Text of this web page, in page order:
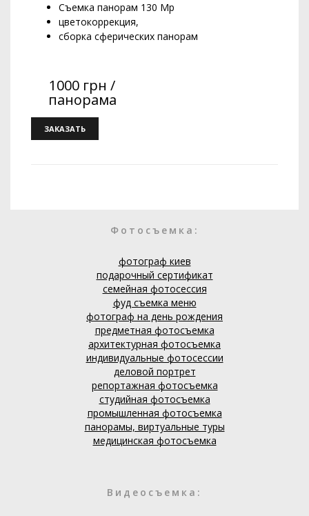
Съемка панорам 130 Mp
цветокоррекция,
сборка сферических панорам
1000 грн /
панорама
ЗАКАЗАТЬ
Фотосъемка:
фотограф киев
подарочный сертификат
семейная фотосессия
фуд съемка меню
фотограф на день рождения
предметная фотосъемка
архитектурная фотосъемка
индивидуальные фотосессии
деловой портрет
репортажная фотосъемка
студийная фотосъемка
промышленная фотосъемка
панорамы, виртуальные туры
медицинская фотосъемка
Видеосъемка: